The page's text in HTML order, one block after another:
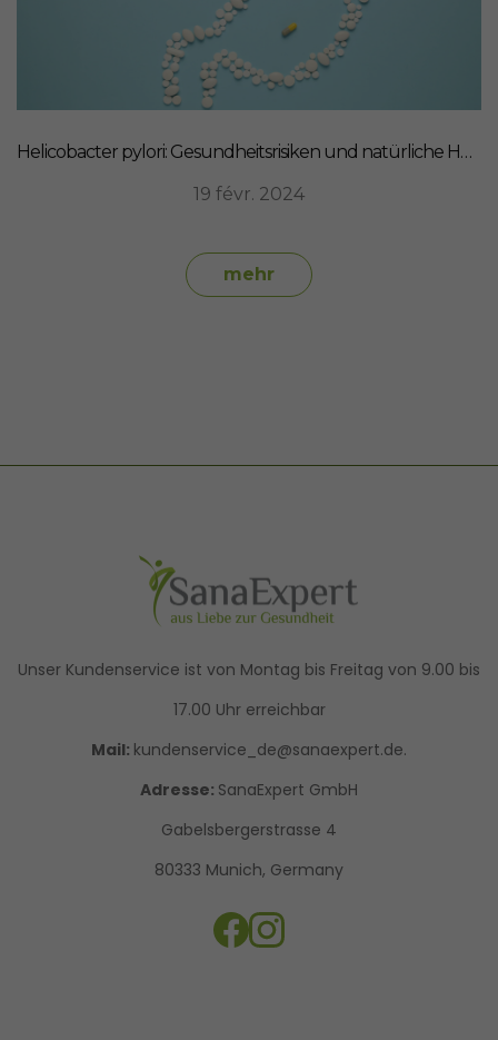
Helicobacter pylori: Gesundheitsrisiken und natürliche Heilmittel
19 févr. 2024
mehr
Unser Kundenservice ist von Montag bis Freitag von 9.00 bis
17.00 Uhr erreichbar
Mail: kundenservice_de@sanaexpert.de.
Adresse: SanaExpert GmbH
Gabelsbergerstrasse 4
80333 Munich, Germany